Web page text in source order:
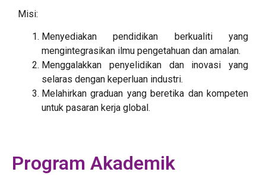
Misi:
Menyediakan pendidikan berkualiti yang
mengintegrasikan ilmu pengetahuan dan amalan.
Menggalakkan penyelidikan dan inovasi yang
selaras dengan keperluan industri.
Melahirkan graduan yang beretika dan kompeten
untuk pasaran kerja global.
Program Akademik